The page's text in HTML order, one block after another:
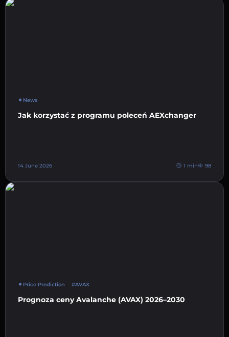
News
Jak korzystać z programu poleceń AEXchanger
14 June 2026 1 min 98
Price Prediction #AVAX
Prognoza ceny Avalanche (AVAX) 2026–2030